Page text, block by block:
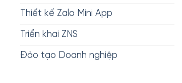
Thiết kế Zalo Mini App
Triển khai ZNS
Đào tạo Doanh nghiệp